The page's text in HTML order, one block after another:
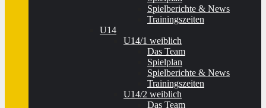
Spielberichte & News
Trainingszeiten
U14
U14/1 weiblich
Das Team
Spielplan
Spielberichte & News
Trainingszeiten
U14/2 weiblich
Das Team